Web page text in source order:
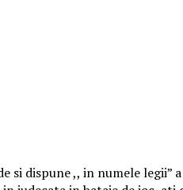
dispune ,, in numele legii”